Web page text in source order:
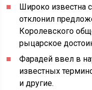
Широко известна
отклонил
Королевского
рыцарское
Фарадей ввел в
известных
и другие.